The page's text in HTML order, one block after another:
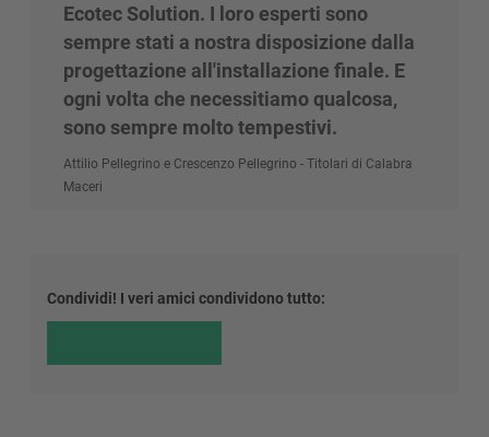
Ecotec Solution. I loro esperti sono
sempre stati a nostra disposizione dalla
progettazione all'installazione finale. E
ogni volta che necessitiamo qualcosa,
sono sempre molto tempestivi.
Attilio Pellegrino e Crescenzo Pellegrino - Titolari di Calabra
Maceri
Condividi! I veri amici condividono tutto: